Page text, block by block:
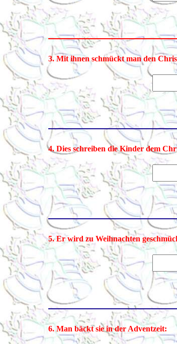
3. Mit ihnen schmückt man den
4. Dies schreiben die Kinder dem
5. Er wird zu Weihnachten
6. Man bäckt sie in der Adventzeit: